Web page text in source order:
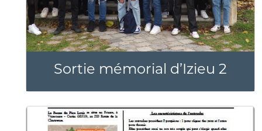
Sortie mémorial d’Izieu 2